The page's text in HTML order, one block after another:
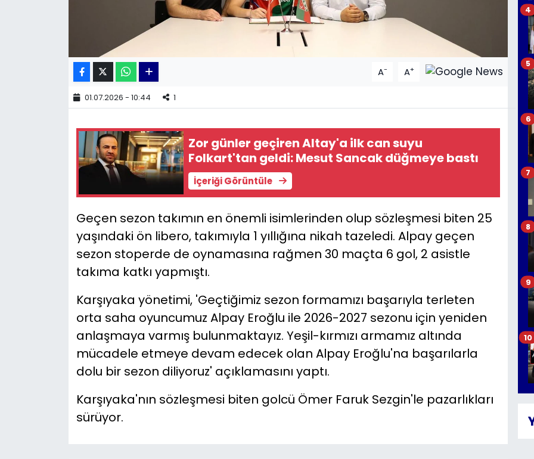
A- A+
01.07.2026 - 10:44 1
Zor günler geçiren Altay'a ilk can suyu
Folkart'tan geldi: Mesut Sancak düğmeye bastı
İçeriği Görüntüle
Geçen sezon takımın en önemli isimlerinden olup sözleşmesi biten 25
yaşındaki ön libero, takımıyla 1 yıllığına nikah tazeledi. Alpay geçen
sezon stoperde de oynamasına rağmen 30 maçta 6 gol, 2 asistle
takıma katkı yapmıştı.
Karşıyaka yönetimi, 'Geçtiğimiz sezon formamızı başarıyla terleten
orta saha oyuncumuz Alpay Eroğlu ile 2026-2027 sezonu için yeniden
anlaşmaya varmış bulunmaktayız. Yeşil-kırmızı armamız altında
mücadele etmeye devam edecek olan Alpay Eroğlu'na başarılarla
dolu bir sezon diliyoruz' açıklamasını yaptı.
Karşıyaka'nın sözleşmesi biten golcü Ömer Faruk Sezgin'le pazarlıkları
sürüyor.
4
5
6
7
8
9
10
TEKNOLOJİ
YEREL POLİTİKA
YEREL YÖNETİMLER